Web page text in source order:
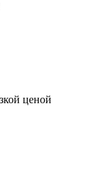
ценой